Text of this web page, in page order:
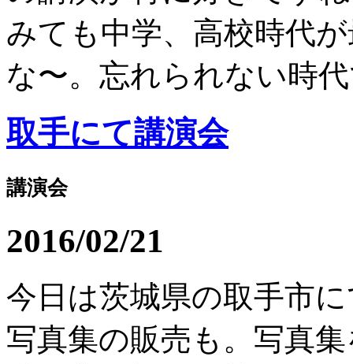
みても中学、高校時代
な〜。忘れられない時
取手にて講演会
講演会
2016/02/21
今日は茨城県の取手市
写真集の販売も。写真